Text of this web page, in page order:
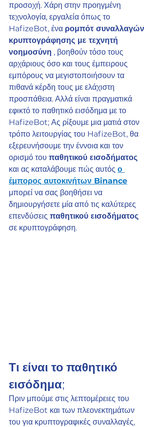
προσοχή. Χάρη στην προηγμένη
τεχνολογία, εργαλεία όπως το
HafizeBot, ένα ρομπότ συναλλαγών
κρυπτογράφησης με τεχνητή
νοημοσύνη , βοηθούν τόσο τους
αρχάριους όσο και τους έμπειρους
εμπόρους να μεγιστοποιήσουν τα
πιθανά κέρδη τους με ελάχιστη
προσπάθεια. Αλλά είναι πραγματικά
εφικτό το παθητικό εισόδημα με το
HafizeBot; Ας ρίξουμε μια ματιά στον
τρόπο λειτουργίας του HafizeBot, θα
εξερευνήσουμε την έννοια και τον
ορισμό του παθητικού εισοδήματος
και ας καταλάβουμε πώς αυτός ο
έμπορος αυτοκινήτων Binance
μπορεί να σας βοηθήσει να
δημιουργήσετε μία από τις καλύτερες
επενδύσεις παθητικού εισοδήματος
σε κρυπτογράφηση.
Τι είναι το παθητικό
εισόδημα;
Πριν μπούμε στις λεπτομέρειες του
HafizeBot και των πλεονεκτημάτων
του για κρυπτογραφικές συναλλαγές,